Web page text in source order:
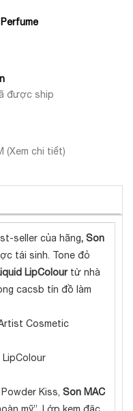
được ship
(Xem chi tiết)
seller của hãng, Son
tái sinh. Tone đỏ
LipColourtừ nhà
cacsb tín đồ làm
Cosmetic
LipColour
Kiss, Son MAC